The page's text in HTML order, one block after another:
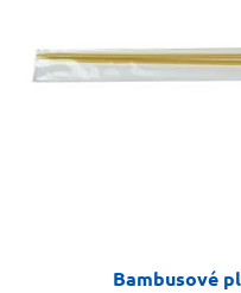
Bambusové